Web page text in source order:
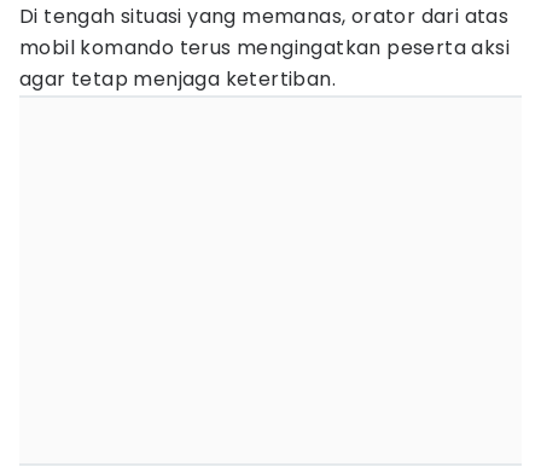
Di tengah situasi yang memanas, orator dari atas
mobil komando terus mengingatkan peserta aksi
agar tetap menjaga ketertiban.